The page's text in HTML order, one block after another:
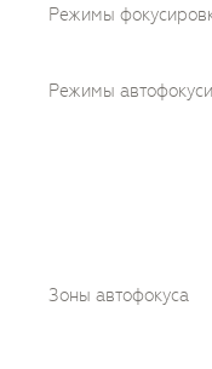
Режимы
Режимы
Зоны автофокуса